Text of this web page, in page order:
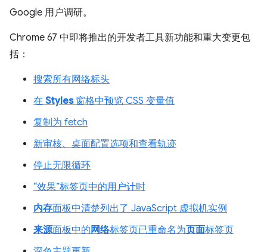
Google 用户调研。
Chrome 67 中即将推出的开发者工具新功能和重大变更包
括：
搜索所有网络标头
在 Styles窗格中预览 CSS 变量值
复制为 fetch
新审核、桌面配置选项和查看轨迹
停止无限循环
“效果”标签页中的用户计时
内存面板中清楚列出了 JavaScript 虚拟机实例
来源面板中的 网络标签页已重命名为页面标签页